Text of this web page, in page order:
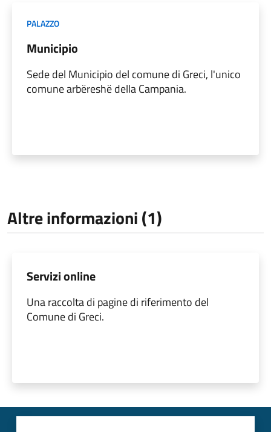
PALAZZO
Municipio
Sede del Municipio del comune di Greci, l'unico
comune arbëreshë della Campania.
Altre informazioni (1)
Servizi online
Una raccolta di pagine di riferimento del
Comune di Greci.